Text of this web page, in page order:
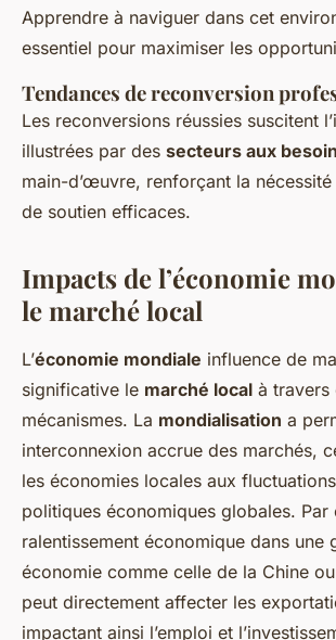
Apprendre à naviguer dans cet
essentiel pour maximiser les
Tendances de reconversion
Les reconversions réussies suscitent
illustrées par des secteurs aux
main-d’œuvre, renforçant la
de soutien efficaces.
Impacts de l’économie
le marché local
L’économie mondiale influence de
significative le marché local à travers
mécanismes. La mondialisation a
interconnexion accrue des marchés,
les économies locales aux
politiques économiques globales. Par
ralentissement économique dans une
économie comme celle de la Chine
peut directement affecter les
impactant ainsi l’emploi et